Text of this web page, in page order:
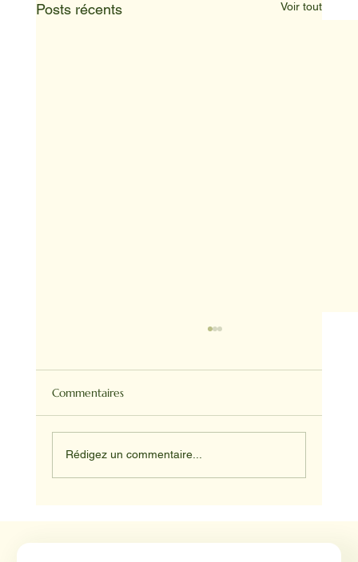
Posts récents Voir tout
Commentaires
Rédigez un commentaire...